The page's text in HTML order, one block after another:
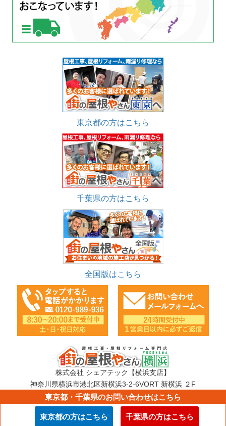
東京都の方はこちら
千葉県の方はこちら
全国版はこちら
東京都・千葉県のお問い合わせはこちら
東京都の方はこちら 千葉県の方はこちら
株式会社 シェアテック【横浜支店】
神奈川県横浜市港北区新横浜3-2-6VORT 新横浜 ２F
TEL：0120-989-936
E-mail：info@sharetech.co.jp
Copyright © 街の屋根やさん ALL Rights Reserved.